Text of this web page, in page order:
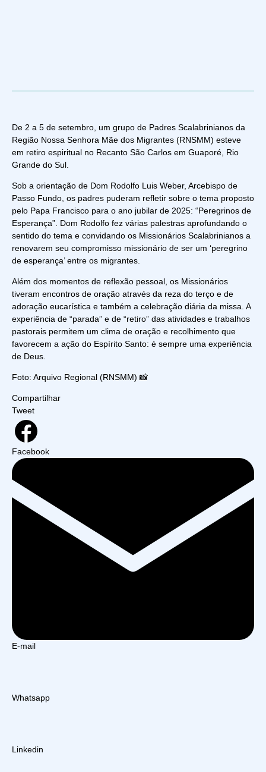
De 2 a 5 de setembro, um grupo de Padres Scalabrinianos da
Região Nossa Senhora Mãe dos Migrantes (RNSMM) esteve
em retiro espiritual no Recanto São Carlos em Guaporé, Rio
Grande do Sul.
Sob a orientação de Dom Rodolfo Luis Weber, Arcebispo de
Passo Fundo, os padres puderam refletir sobre o tema proposto
pelo Papa Francisco para o ano jubilar de 2025: “Peregrinos de
Esperança”. Dom Rodolfo fez várias palestras aprofundando o
sentido do tema e convidando os Missionários Scalabrinianos a
renovarem seu compromisso missionário de ser um ‘peregrino
de esperança’ entre os migrantes.
Além dos momentos de reflexão pessoal, os Missionários
tiveram encontros de oração através da reza do terço e de
adoração eucarística e também a celebração diária da missa. A
experiência de “parada” e de “retiro” das atividades e trabalhos
pastorais permitem um clima de oração e recolhimento que
favorecem a ação do Espírito Santo: é sempre uma experiência
de Deus.
Foto: Arquivo Regional (RNSMM) 📸
Compartilhar
Tweet
Facebook
E-mail
Whatsapp
Linkedin